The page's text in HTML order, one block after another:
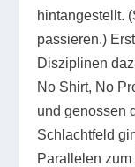
hintangestellt.
passieren.)
Disziplinen
No Shirt, No
und genossen
Schlachtfeld
Parallelen zum